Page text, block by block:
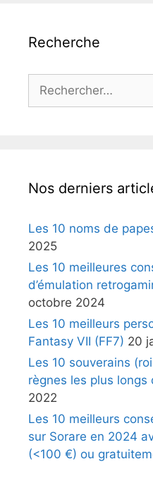
Recherche
Rechercher :
Nos derniers
Les 10 noms de
2025
Les 10 meilleures
d’émulation
octobre 2024
Les 10 meilleurs
Fantasy VII (FF7) 20
Les 10 souverains
règnes les plus longs
2022
Les 10 meilleurs
sur Sorare en 2024
(<100 €) ou